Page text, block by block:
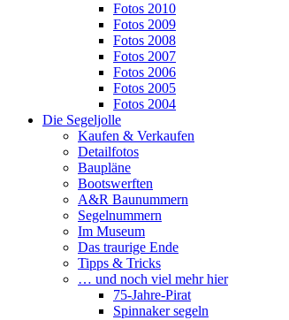
Fotos 2010
Fotos 2009
Fotos 2008
Fotos 2007
Fotos 2006
Fotos 2005
Fotos 2004
Die Segeljolle
Kaufen & Verkaufen
Detailfotos
Baupläne
Bootswerften
A&R Baunummern
Segelnummern
Im Museum
Das traurige Ende
Tipps & Tricks
… und noch viel mehr hier
75-Jahre-Pirat
Spinnaker segeln